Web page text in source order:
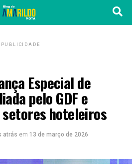
PUBLICIDADE
Especial de
pelo GDF e
hoteleiros
atrás em 13 de março de 2026